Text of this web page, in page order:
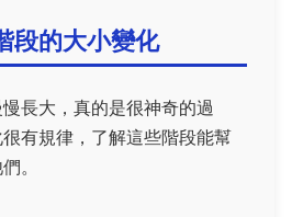
段的大小變化
長大，真的是很神奇的過
有規律，了解這些階段能幫
。